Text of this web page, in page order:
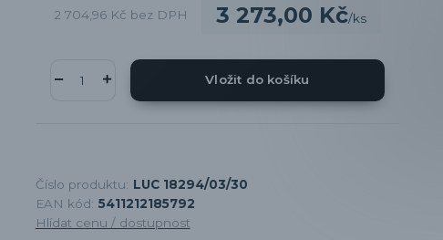
3 273,00 Kč/ks
2 704,96 Kč bez DPH
Vložit do košíku
Číslo produktu: LUC 18294/03/30
EAN kód: 5411212185792
Hlídat cenu / dostupnost